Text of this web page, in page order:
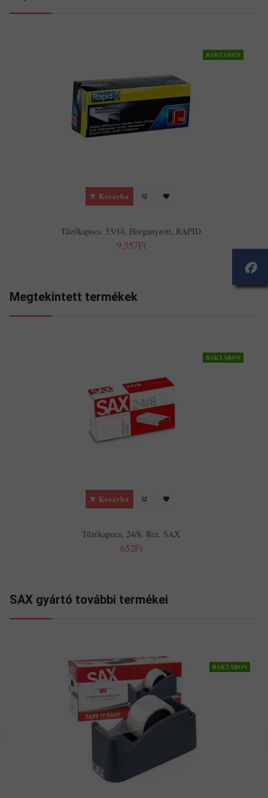
RAKTÁRON
Kosárba
Tűzőkapocs, 53/14, Horganyzott, RAPID
9,357Ft
Megtekintett termékek
RAKTÁRON
Kosárba
Tűzőkapocs, 24/8, Réz, SAX
652Ft
SAX gyártó további termékei
RAKTÁRON